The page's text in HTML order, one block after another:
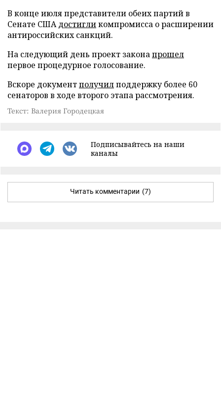
В конце июля представители обеих партий в
Сенате СШАдостигликомпромисса о расширении
антироссийских санкций.
На следующий день проект законапрошел
первое процедурное голосование.
Вскоре документполучилподдержку более 60
сенаторов в ходе второго этапа рассмотрения.
Текст: Валерия Городецкая
Подписывайтесь на наши
каналы
Читать комментарии (7)